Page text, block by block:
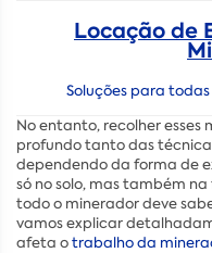
Locação de
Soluções para
No entanto, recolher esses
profundo tanto das
dependendo da forma de
só no solo, mas também
todo o minerador deve
vamos explicar
afeta otrabalho da